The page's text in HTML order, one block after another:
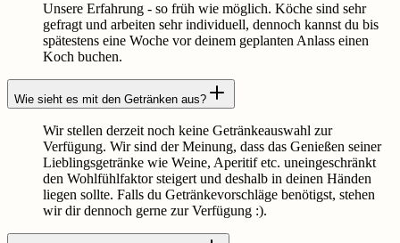
Unsere Erfahrung - so früh wie möglich. Köche sind sehr
gefragt und arbeiten sehr individuell, dennoch kannst du bis
spätestens eine Woche vor deinem geplanten Anlass einen
Koch buchen.
Wie sieht es mit den Getränken aus?
Wir stellen derzeit noch keine Getränkeauswahl zur
Verfügung. Wir sind der Meinung, dass das Genießen seiner
Lieblingsgetränke wie Weine, Aperitif etc. uneingeschränkt
den Wohlfühlfaktor steigert und deshalb in deinen Händen
liegen sollte. Falls du Getränkevorschläge benötigst, stehen
wir dir dennoch gerne zur Verfügung :).